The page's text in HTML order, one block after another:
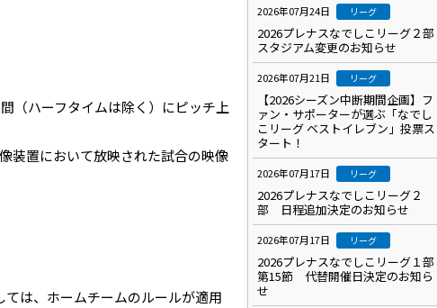
（ハーフタイムは除く）にピッチ上
装置において放映された試合の映像
は、ホームチームのルールが適用
2026年07月24日 リーグ
2026プレナスなでしこリーグ２部
スタジアム変更のお知らせ
2026年07月21日 リーグ
【2026シーズン中断期間企画】フ
ァン・サポーターが選ぶ「なでし
こリーグ ベストイレブン」投票ス
タート！
2026年07月17日 リーグ
2026プレナスなでしこリーグ２
部 日程追加決定のお知らせ
2026年07月17日 リーグ
2026プレナスなでしこリーグ１部
第15節 代替開催日決定のお知ら
せ